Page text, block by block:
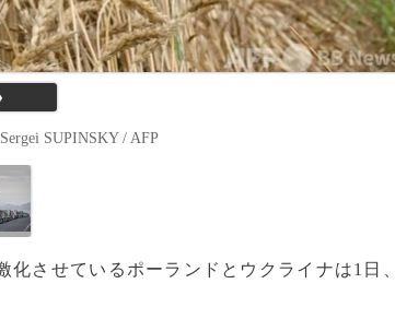
SUPINSKY / AFP
化させているポーランドとウクライナは1日